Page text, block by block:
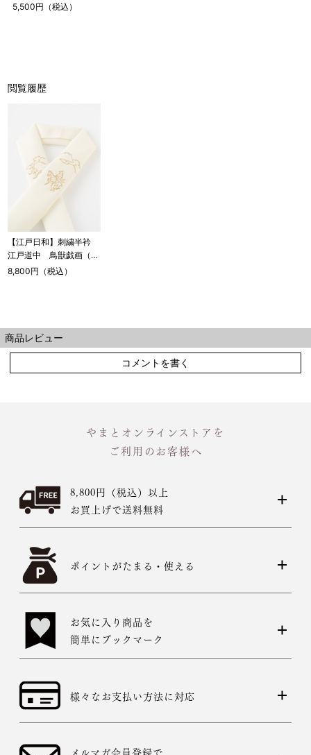
5,500円（税込）
閲覧履歴
【江戸日和】刺繍半衿
江戸道中 鳥獣戯画（お
取り寄せ品）
8,800円（税込）
商品レビュー
コメントを書く
やまとオンラインストアを
ご利用のお客様へ
8,800円（税込）以上
お買上げで送料無料
ポイントがたまる・使える
お気に入り商品を
簡単にブックマーク
様々なお支払い方法に対応
メルマガ会員登録で